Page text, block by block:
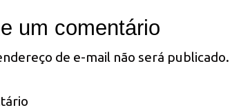
um comentário
de e-mail não será publicado.